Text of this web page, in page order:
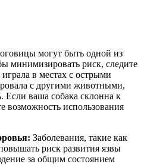
могут быть одной из
минимизировать риск, следите
в местах с острыми
с другими животными,
Если ваша собака склонна к
возможность использования
Заболевания, такие как
риск развития язвы
за общим состоянием